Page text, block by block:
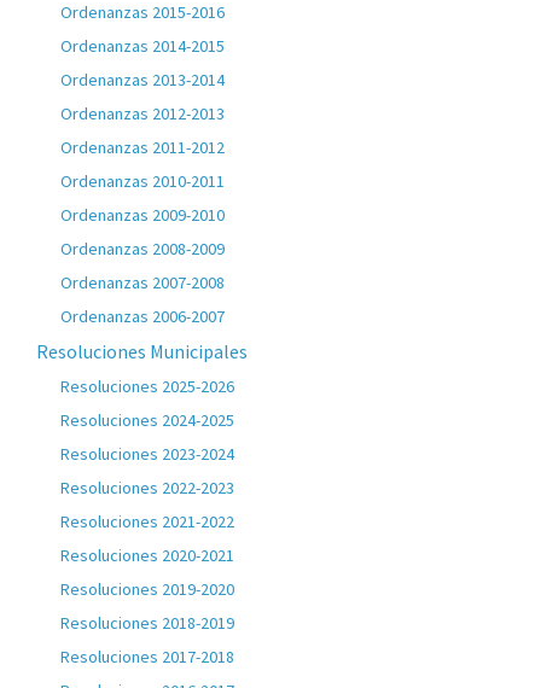
Ordenanzas 2015-2016
Ordenanzas 2014-2015
Ordenanzas 2013-2014
Ordenanzas 2012-2013
Ordenanzas 2011-2012
Ordenanzas 2010-2011
Ordenanzas 2009-2010
Ordenanzas 2008-2009
Ordenanzas 2007-2008
Ordenanzas 2006-2007
Resoluciones Municipales
Resoluciones 2025-2026
Resoluciones 2024-2025
Resoluciones 2023-2024
Resoluciones 2022-2023
Resoluciones 2021-2022
Resoluciones 2020-2021
Resoluciones 2019-2020
Resoluciones 2018-2019
Resoluciones 2017-2018